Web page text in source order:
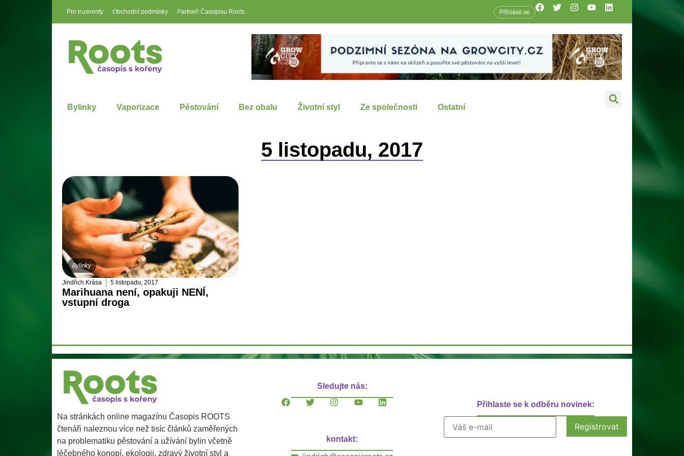
Pro inzerenty Obchodní podmínky Partneři Časopisu Roots Přihlásit se
Bylinky Vaporizace Pěstování Bez obalu Životní styl Ze společnosti Ostatní
5 listopadu, 2017
Bylinky
Jindřich Krása 5 listopadu, 2017
Marihuana není, opakuji NENÍ,
vstupní droga
Na stránkách online magazínu Časopis ROOTS
čtenáři naleznou více než tisíc článků zaměřených
na problematiku pěstování a užívání bylin včetně
léčebného konopí, ekologii, zdravý životní styl a
Sledujte nás:
kontakt:
Přihlaste se k odběru novinek: